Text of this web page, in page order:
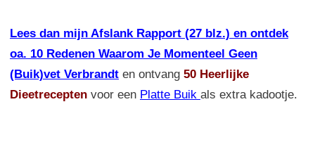
Lees dan mijn Afslank Rapport (27 blz.) en ontdek
oa. 10 Redenen Waarom Je Momenteel Geen
(Buik)vet Verbrandt en ontvang 50 Heerlijke
Dieetrecepten voor een Platte Buik als extra kadootje.